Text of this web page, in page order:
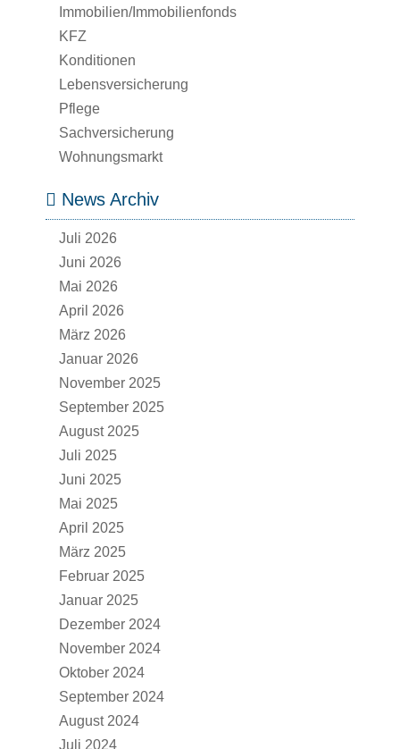
Immobilien/Immobilienfonds
KFZ
Konditionen
Lebensversicherung
Pflege
Sachversicherung
Wohnungsmarkt
News Archiv
Juli 2026
Juni 2026
Mai 2026
April 2026
März 2026
Januar 2026
November 2025
September 2025
August 2025
Juli 2025
Juni 2025
Mai 2025
April 2025
März 2025
Februar 2025
Januar 2025
Dezember 2024
November 2024
Oktober 2024
September 2024
August 2024
Juli 2024